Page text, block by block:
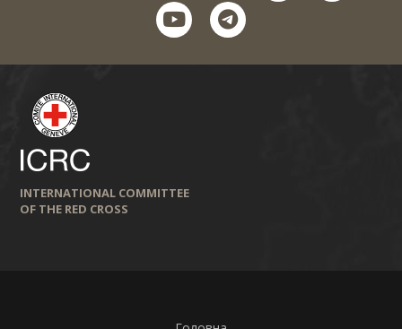
youtubetelegram
INTERNATIONAL COMMITTEE
OF THE RED CROSS